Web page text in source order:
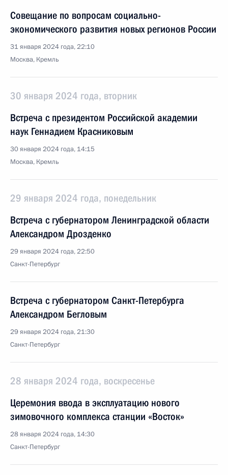
Совещание по вопросам социально-
экономического развития новых регионов России
31 января 2024 года, 22:10
Москва, Кремль
30 января 2024 года, вторник
Встреча с президентом Российской академии
наук Геннадием Красниковым
30 января 2024 года, 14:15
Москва, Кремль
29 января 2024 года, понедельник
Встреча с губернатором Ленинградской области
Александром Дрозденко
29 января 2024 года, 22:50
Санкт-Петербург
Встреча с губернатором Санкт-Петербурга
Александром Бегловым
29 января 2024 года, 21:30
Санкт-Петербург
28 января 2024 года, воскресенье
Церемония ввода в эксплуатацию нового
зимовочного комплекса станции «Восток»
28 января 2024 года, 14:30
Санкт-Петербург